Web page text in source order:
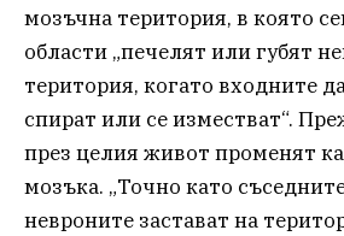
мозъчна територия, в която
области „печелят или губят
територия, когато входните
спират или се изместват“.
през целия живот променят
мозъка. „Точно като
невроните застават на